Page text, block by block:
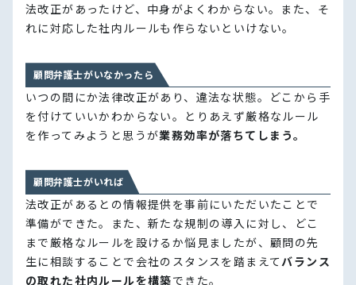
法改正があったけど、中身がよくわからない。また、そ
れに対応した社内ルールも作らないといけない。
顧問弁護士がいなかったら
いつの間にか法律改正があり、違法な状態。どこから手
を付けていいかわからない。とりあえず厳格なルール
を作ってみようと思うが業務効率が落ちてしまう。
顧問弁護士がいれば
法改正があるとの情報提供を事前にいただいたことで
準備ができた。また、新たな規制の導入に対し、どこ
まで厳格なルールを設けるか悩見ましたが、顧問の先
生に相談することで会社のスタンスを踏まえてバランス
の取れた社内ルールを構築できた。